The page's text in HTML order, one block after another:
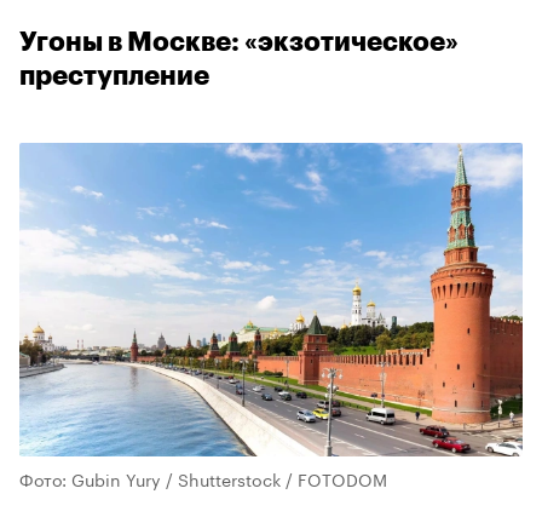
Угоны в Москве: «экзотическое»
преступление
Фото: Gubin Yury / Shutterstock / FOTODOM